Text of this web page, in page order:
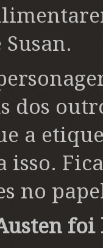
Susan.
dos
a
isso.
no
foi